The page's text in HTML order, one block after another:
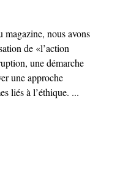
magazine, nous avons
de «l’action
une démarche
une approche
liés à l’éthique. ...